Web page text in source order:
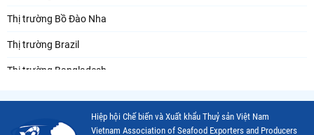
Thị trường Bồ Đào Nha
Thị trường Brazil
Thị trường Bangladesh
Thị trường Canada
Hiệp hội Chế biến và Xuất khẩu Thuỷ sản Việt Nam
Vietnam Association of Seafood Exporters and Producers